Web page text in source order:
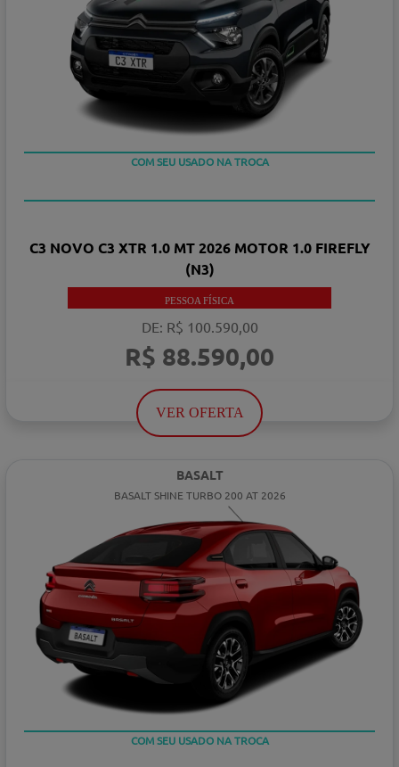
COM SEU USADO NA TROCA
C3 NOVO C3 XTR 1.0 MT 2026 MOTOR 1.0 FIREFLY
(N3)
PESSOA FÍSICA
DE: R$ 100.590,00
R$ 88.590,00
VER OFERTA
BASALT
BASALT SHINE TURBO 200 AT 2026